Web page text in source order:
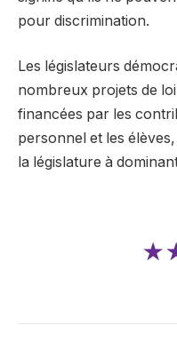
pour discrimination.
Les législateurs
nombreux projets de
financées par les
personnel et les
la législature à